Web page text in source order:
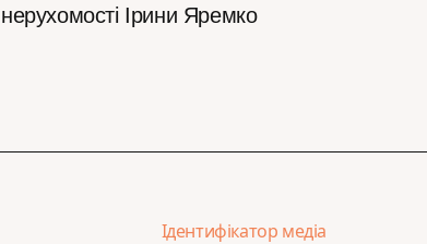
нерухомості Ірини Яремко
Ідентифікатор медіа